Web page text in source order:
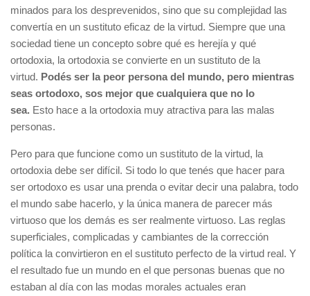
minados para los desprevenidos, sino que su complejidad las
convertía en un sustituto eficaz de la virtud. Siempre que una
sociedad tiene un concepto sobre qué es herejía y qué
ortodoxia, la ortodoxia se convierte en un sustituto de la
virtud. Podés ser la peor persona del mundo, pero mientras
seas ortodoxo, sos mejor que cualquiera que no lo
sea. Esto hace a la ortodoxia muy atractiva para las malas
personas.
Pero para que funcione como un sustituto de la virtud, la
ortodoxia debe ser difícil. Si todo lo que tenés que hacer para
ser ortodoxo es usar una prenda o evitar decir una palabra, todo
el mundo sabe hacerlo, y la única manera de parecer más
virtuoso que los demás es ser realmente virtuoso. Las reglas
superficiales, complicadas y cambiantes de la corrección
política la convirtieron en el sustituto perfecto de la virtud real. Y
el resultado fue un mundo en el que personas buenas que no
estaban al día con las modas morales actuales eran